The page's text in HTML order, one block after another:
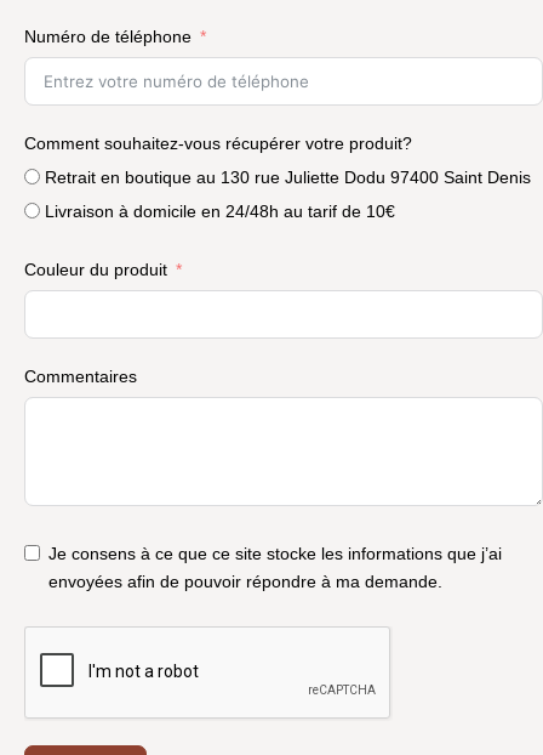
Numéro de téléphone
Comment souhaitez-vous récupérer votre produit?
Retrait en boutique au 130 rue Juliette Dodu 97400 Saint Denis
Livraison à domicile en 24/48h au tarif de 10€
Couleur du produit
Commentaires
Je consens à ce que ce site stocke les informations que j’ai
envoyées afin de pouvoir répondre à ma demande.